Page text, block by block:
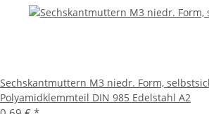
Sechskantmuttern M3 niedr. Form,
Polyamidklemmteil DIN 985 Edelstahl A2